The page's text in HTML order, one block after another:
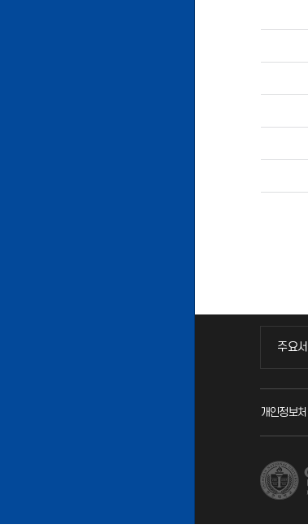
주요
주요
교무
시설
개인정보